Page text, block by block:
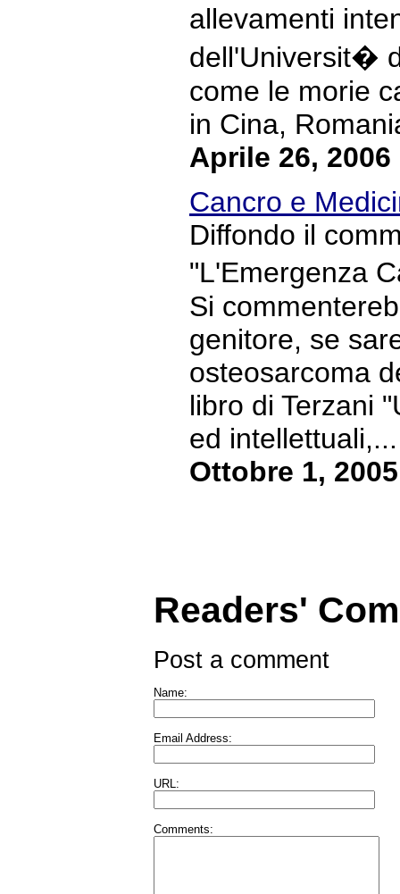
allevamenti
dell'Universit�
come le morie
in Cina,
Aprile 26, 2006
Cancro e
Diffondo il
"L'Emergenza
Si
genitore, se
osteosarcoma
libro di Terzani
ed
Ottobre 1, 2005
Readers'
Post a comment
Name:
Email Address:
URL:
Comments: